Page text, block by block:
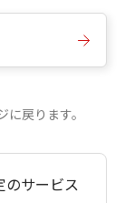
戻ります。
のサービス